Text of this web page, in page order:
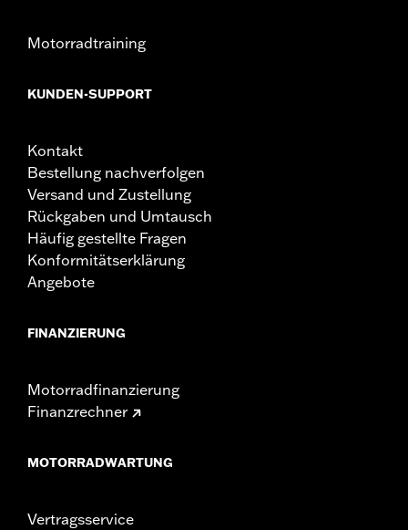
Motorradtraining
KUNDEN-SUPPORT
Kontakt
Bestellung nachverfolgen
Versand und Zustellung
Rückgaben und Umtausch
Häufig gestellte Fragen
Konformitätserklärung
Angebote
FINANZIERUNG
Motorradfinanzierung
Finanzrechner
MOTORRADWARTUNG
Vertragsservice